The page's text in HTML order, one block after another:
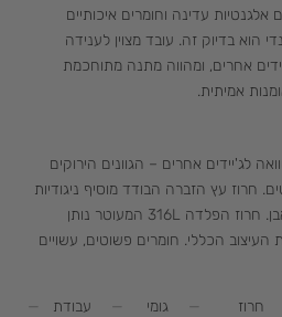
עדינה וחומרים איכותיים
הוא בדיוק זה. עובד מצוין לענידה
אחרים, ומהווה מתנה מתוחכמת
אמיתית.
לג'יידים אחרים – הגוונים הירוקים
חרוז עץ הזברה הבודד מוסיף ניגודיות
ארצית עדינה בלי להתחרות באבן. חרוז הפלדה 316L המעוטר נותן
הכללי. חומרים פשוטים, עשויים
חרוז
גומי
עבודת